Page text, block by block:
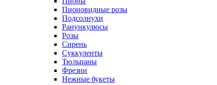
Пионовидные розы
Подсолнухи
Ранункулюсы
Розы
Сирень
Суккуленты
Тюльпаны
Фрезии
Нежные букеты